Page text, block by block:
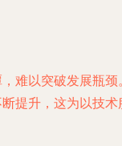
难以突破发展瓶
提升，这为以技